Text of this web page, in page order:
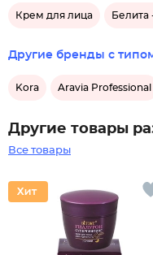
Крем для лица Белита
Другие бренды с
Kora Aravia Professional
Другие товары
Все товары